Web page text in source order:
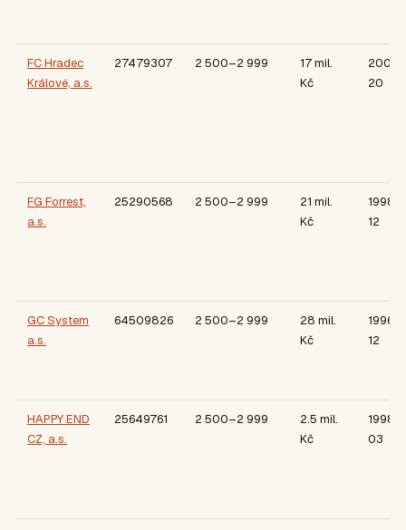
FC Hradec
Králové, a.s.
27479307 2 500–2 999
17 mil.
Kč
20
FG Forrest,
a.s.
25290568 2 500–2 999
21 mil.
Kč
1998-
12
GC System
a.s.
64509826 2 500–2 999
28 mil.
Kč
1996-
12
HAPPY END
CZ, a.s.
25649761 2 500–2 999
2.5 mil.
Kč
1998-
03